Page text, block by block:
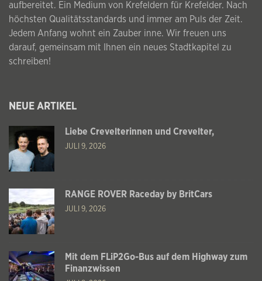
aufbereitet. Ein Medium von Krefeldern für Krefelder. Nach
höchsten Qualitätsstandards und immer am Puls der Zeit.
Jedem Anfang wohnt ein Zauber inne. Wir freuen uns
darauf, gemeinsam mit Ihnen ein neues Stadtkapitel zu
schreiben!
NEUE ARTIKEL
Liebe Crevelterinnen und Crevelter,
JULI 9, 2026
RANGE ROVER Raceday by BritCars
JULI 9, 2026
Mit dem FLiP2Go-Bus auf dem Highway zum
Finanzwissen